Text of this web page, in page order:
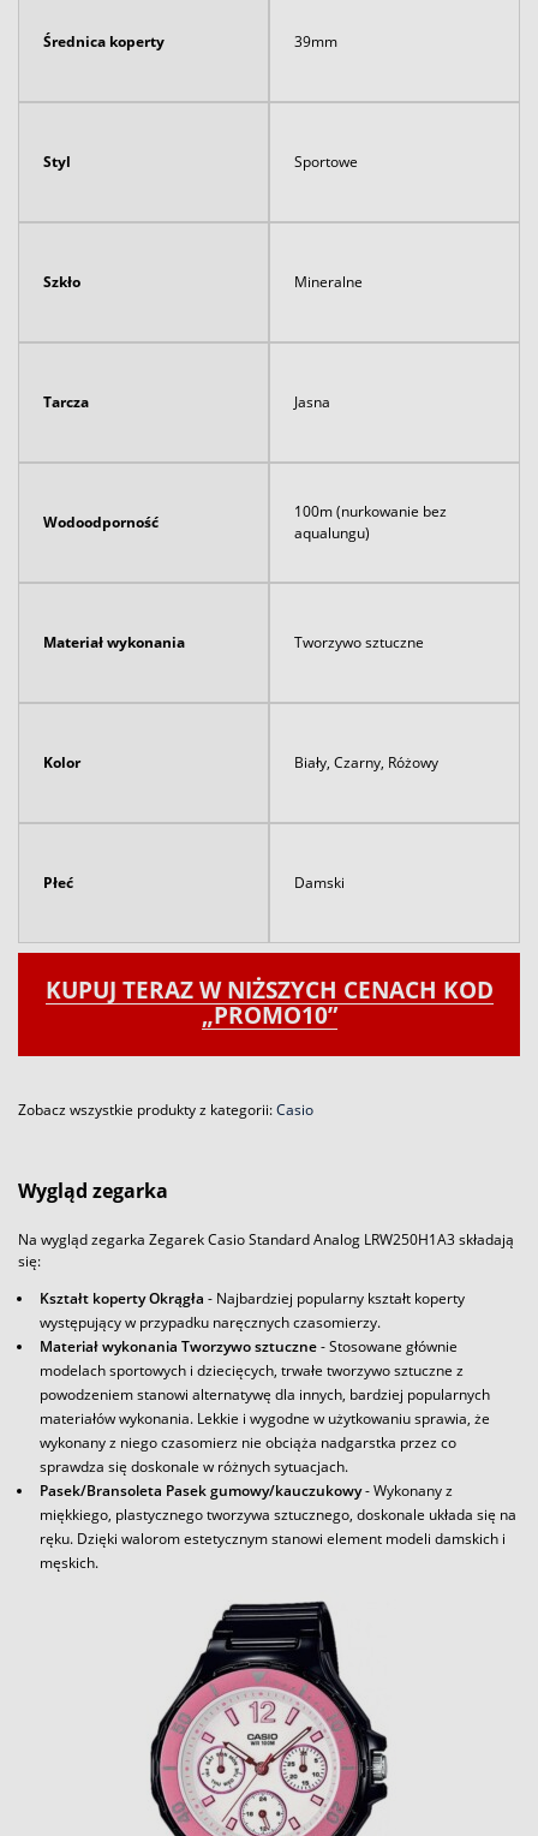
Średnica koperty 39mm
Styl Sportowe
Szkło Mineralne
Tarcza Jasna
Wodoodporność
100m (nurkowanie bez
aqualungu)
Materiał wykonania Tworzywo sztuczne
Kolor Biały, Czarny, Różowy
Płeć Damski
KUPUJ TERAZ W NIŻSZYCH CENACH KOD
„PROMO10”
Zobacz wszystkie produkty z kategorii:Casio
Wygląd zegarka
Na wygląd zegarka Zegarek Casio Standard Analog LRW250H1A3 składają
się:
Kształt koperty Okrągła - Najbardziej popularny kształt koperty
występujący w przypadku naręcznych czasomierzy.
Materiał wykonania Tworzywo sztuczne- Stosowane głównie
modelach sportowych i dziecięcych, trwałe tworzywo sztuczne z
powodzeniem stanowi alternatywę dla innych, bardziej popularnych
materiałów wykonania. Lekkie i wygodne w użytkowaniu sprawia, że
wykonany z niego czasomierz nie obciąża nadgarstka przez co
sprawdza się doskonale w różnych sytuacjach.
Pasek/Bransoleta Pasek gumowy/kauczukowy- Wykonany z
miękkiego, plastycznego tworzywa sztucznego, doskonale układa się na
ręku. Dzięki walorom estetycznym stanowi element modeli damskich i
męskich.